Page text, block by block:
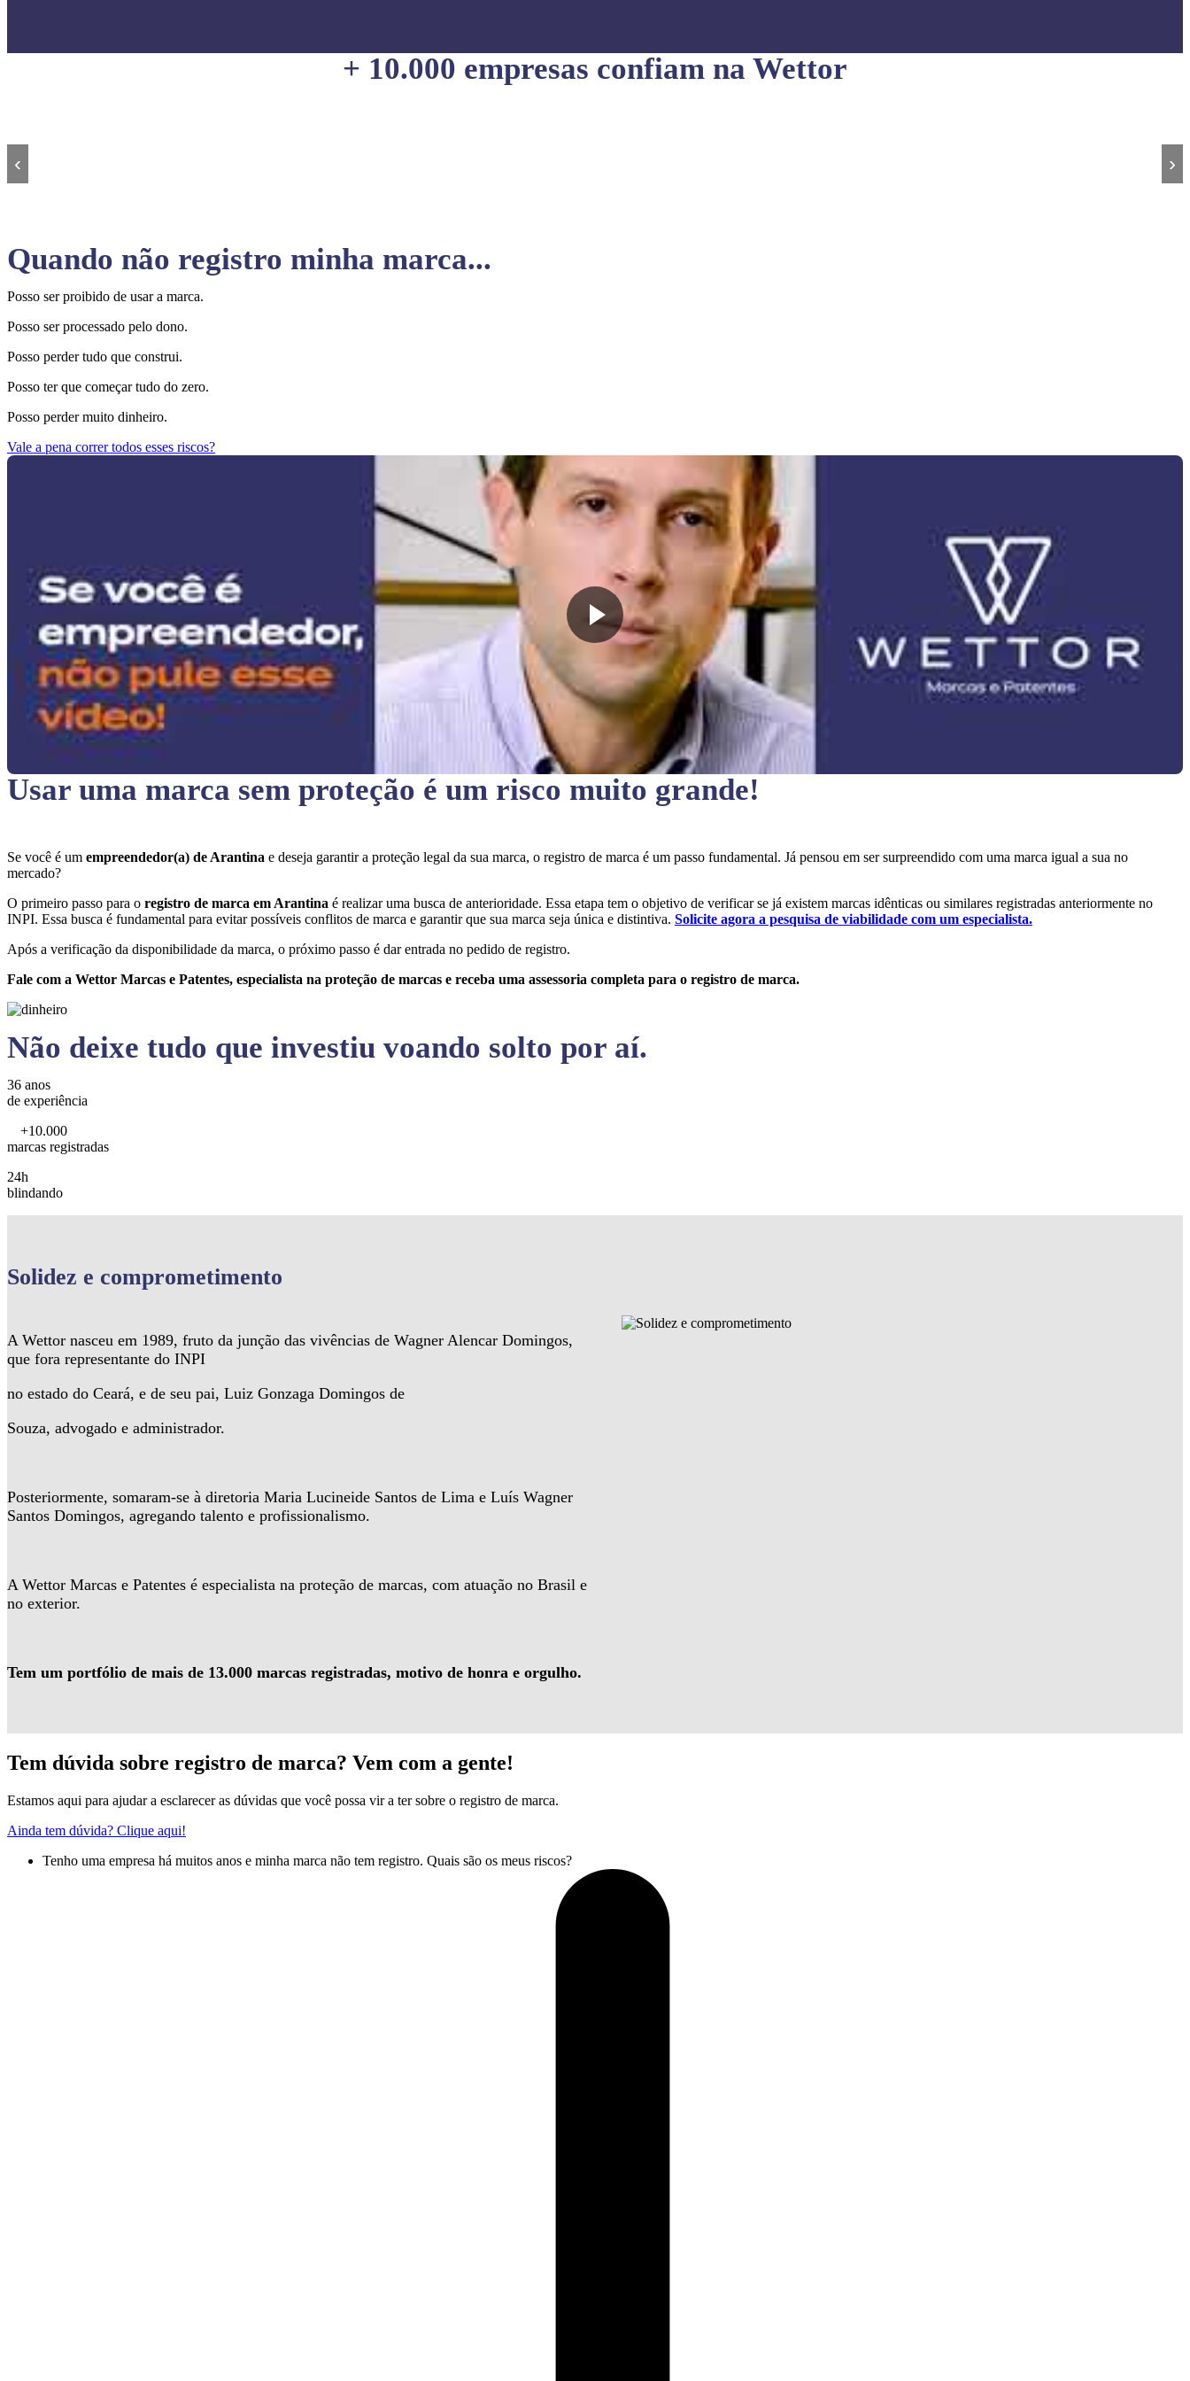
+ 10.000 empresas confiam na Wettor
‹ ›
Quando não registro minha marca...
Posso ser proibido de usar a marca.
Posso ser processado pelo dono.
Posso perder tudo que construi.
Posso ter que começar tudo do zero.
Posso perder muito dinheiro.
Vale a pena correr todos esses riscos?
Usar uma marca sem proteção é um risco muito grande!
Se você é um empreendedor(a) de Arantina e deseja garantir a proteção legal da sua marca, o registro de marca é um passo fundamental. Já pensou em ser surpreendido com uma marca igual a sua no
mercado?
O primeiro passo para o registro de marca em Arantina é realizar uma busca de anterioridade. Essa etapa tem o objetivo de verificar se já existem marcas idênticas ou similares registradas anteriormente no
INPI. Essa busca é fundamental para evitar possíveis conflitos de marca e garantir que sua marca seja única e distintiva. Solicite agora a pesquisa de viabilidade com um especialista.
Após a verificação da disponibilidade da marca, o próximo passo é dar entrada no pedido de registro.
Fale com a Wettor Marcas e Patentes, especialista na proteção de marcas e receba uma assessoria completa para o registro de marca.
Não deixe tudo que investiu voando solto por aí.
36 anos
de experiência
+10.000
marcas registradas
24h
blindando
Solidez e comprometimento
A Wettor nasceu em 1989, fruto da junção das vivências de Wagner Alencar Domingos,
que fora representante do INPI
no estado do Ceará, e de seu pai, Luiz Gonzaga Domingos de
Souza, advogado e administrador.
Posteriormente, somaram-se à diretoria Maria Lucineide Santos de Lima e Luís Wagner
Santos Domingos, agregando talento e profissionalismo.
A Wettor Marcas e Patentes é especialista na proteção de marcas, com atuação no Brasil e
no exterior.
Tem um portfólio de mais de 13.000 marcas registradas, motivo de honra e orgulho.
Tem dúvida sobre registro de marca? Vem com a gente!
Estamos aqui para ajudar a esclarecer as dúvidas que você possa vir a ter sobre o registro de marca.
Ainda tem dúvida? Clique aqui!
Tenho uma empresa há muitos anos e minha marca não tem registro. Quais são os meus riscos?